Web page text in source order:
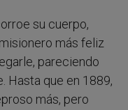
su cuerpo,
más feliz
pareciendo
Hasta que en 1889,
más, pero